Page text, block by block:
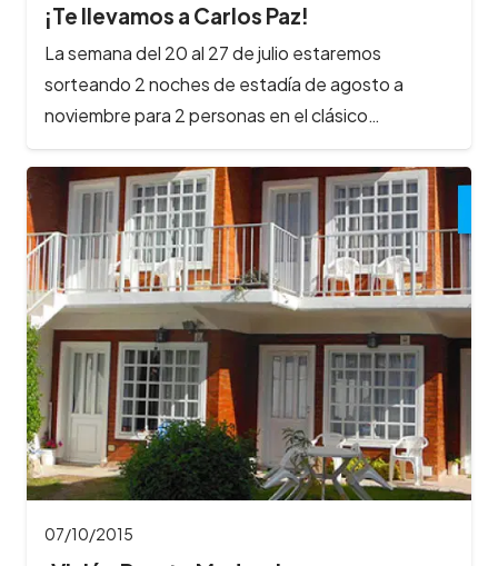
¡Te llevamos a Carlos Paz!
La semana del 20 al 27 de julio estaremos
sorteando 2 noches de estadía de agosto a
noviembre para 2 personas en el clásico…
07/10/2015